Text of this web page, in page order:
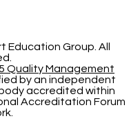
Education Group. All
Quality Management
by an independent
accredited within
Accreditation Forum